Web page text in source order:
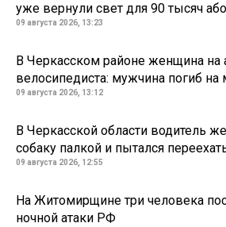
уже вернули свет для 90 тысяч
09 августа 2026, 13:23
В Черкасском районе женщина на
велосипедиста: мужчина погиб на
09 августа 2026, 13:12
В Черкасской области водитель
собаку палкой и пытался
09 августа 2026, 12:55
На Житомирщине три человека
ночной атаки РФ